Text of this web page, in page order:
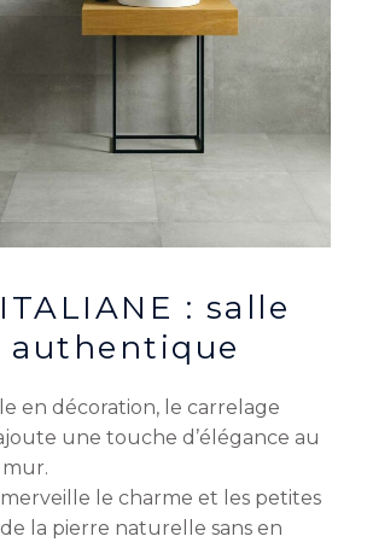
: salle
authentique
en décoration, le carrelage
une touche d’élégance au
le charme et les petites
la pierre naturelle sans en